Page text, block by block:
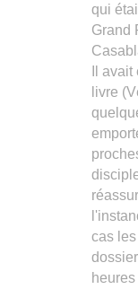
qui
Grand
Il avait
livre
cas